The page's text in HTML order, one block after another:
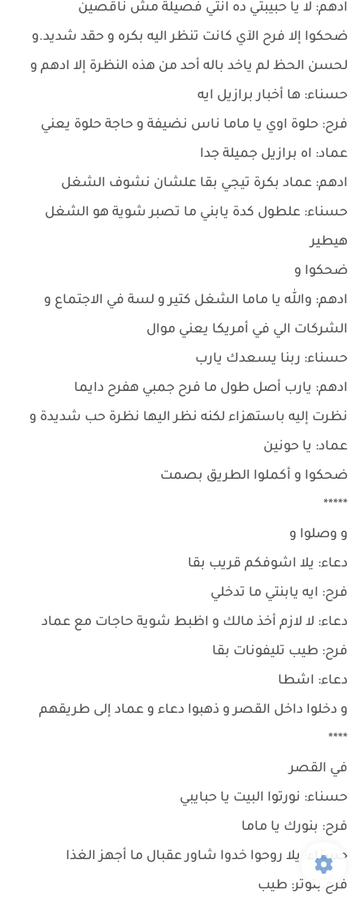
ادهم: لا يا حبيبتي ده انتي فصيلة مش ناقصين
ضحكوا إلا فرح الآي كانت تنظر اليه بكره و حقد شديد.و
لحسن الحظ لم ياخد باله أحد من هذه النظرة إلا ادهم و
حسناء: ها أخبار برازيل ايه
فرح: حلوة اوي يا ماما ناس نضيفة و حاجة حلوة يعني
عماد: اه برازيل جميلة جدا
ادهم: عماد بكرة تيجي بقا علشان نشوف الشغل
حسناء: علطول كدة يابني ما تصبر شوية هو الشغل
هيطير
ضحكوا و
ادهم: والله يا ماما الشغل كتير و لسة في الاجتماع و
الشركات الي في أمريكا يعني موال
حسناء: ربنا يسعدك يارب
ادهم: يارب أصل طول ما فرح جمبي هفرح دايما
نظرت إليه باستهزاء لكنه نظر اليها نظرة حب شديدة و
عماد: يا حونين
ضحكوا و أكملوا الطريق بصمت
*****
و وصلوا و
دعاء: يلا اشوفكم قريب بقا
فرح: ايه يابنتي ما تدخلي
دعاء: لا لازم أخذ مالك و اظبط شوية حاجات مع عماد
فرح: طيب تليفونات بقا
دعاء: اشطا
و دخلوا داخل القصر و ذهبوا دعاء و عماد إلى طريقهم
****
في القصر
حسناء: نورتوا البيت يا حبايبي
فرح: بنورك يا ماما
حسناء: يلا روحوا خدوا شاور عقبال ما أجهز الغذا
فرح بتوتر: طيب